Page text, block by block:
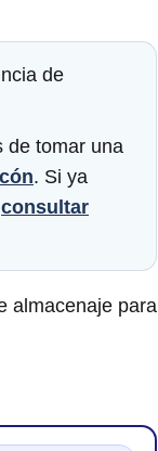
de
de tomar una
. Si ya
consultar
almacenaje para